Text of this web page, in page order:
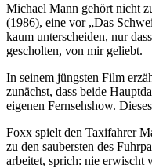
Michael Mann gehört nicht
(1986), eine vor „Das
kaum unterscheiden, nur
gescholten, von mir geliebt.
In seinem jüngsten Film
zunächst, dass beide
eigenen Fernsehshow.
Foxx spielt den Taxifahrer
zu den saubersten des
arbeitet, sprich: nie erwischt